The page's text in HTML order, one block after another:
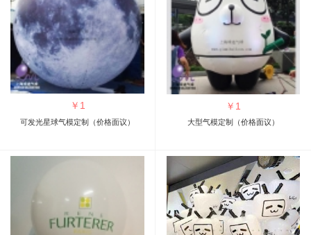
￥ 1
可发光星球气模定制（价格面议）
￥ 1
大型气模定制（价格面议）